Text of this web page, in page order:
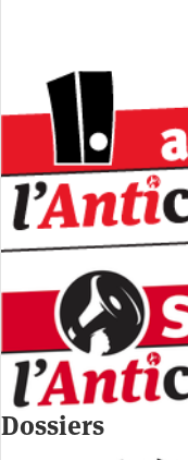
Dossiers